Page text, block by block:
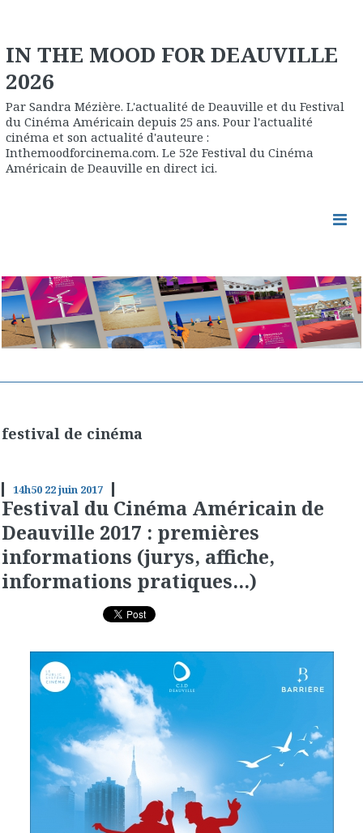
IN THE MOOD FOR DEAUVILLE
2026
Par Sandra Mézière. L'actualité de Deauville et du Festival
du Cinéma Américain depuis 25 ans. Pour l'actualité
cinéma et son actualité d'auteure :
Inthemoodforcinema.com. Le 52e Festival du Cinéma
Américain de Deauville en direct ici.
festival de cinéma
14h50 22juin 2017
Festival du Cinéma Américain de
Deauville 2017 : premières
informations (jurys, affiche,
informations pratiques...)